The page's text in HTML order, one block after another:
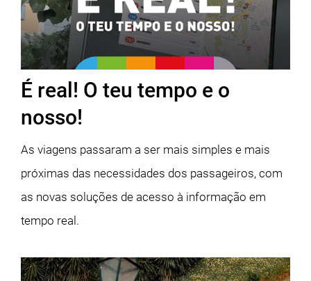
É real! O teu tempo e o
nosso!
As viagens passaram a ser mais simples e mais
próximas das necessidades dos passageiros, com
as novas soluções de acesso à informação em
tempo real.